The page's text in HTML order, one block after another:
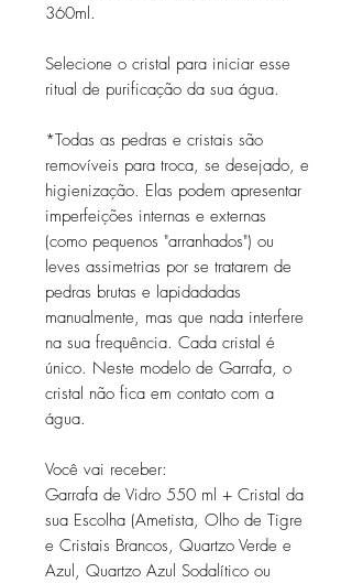
360ml.
Selecione o cristal para iniciar esse
ritual de purificação da sua água.
*Todas as pedras e cristais são
removíveis para troca, se desejado, e
higienização. Elas podem apresentar
imperfeições internas e externas
(como pequenos "arranhados") ou
leves assimetrias por se tratarem de
pedras brutas e lapidadadas
manualmente, mas que nada interfere
na sua frequência. Cada cristal é
único. Neste modelo de Garrafa, o
cristal não fica em contato com a
água.
Você vai receber:
Garrafa de Vidro 550 ml + Cristal da
sua Escolha (Ametista, Olho de Tigre
e Cristais Brancos, Quartzo Verde e
Azul, Quartzo Azul Sodalítico ou